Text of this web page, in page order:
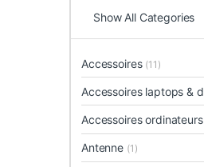
Show All Categories
Accessoires (11)
Accessoires laptops &
Accessoires ordinateurs
Antenne (1)